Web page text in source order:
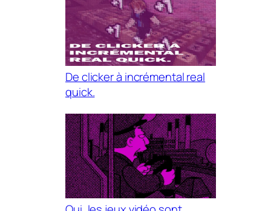
De clicker à incrémental real
quick.